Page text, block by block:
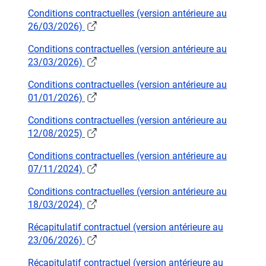
Conditions contractuelles (version antérieure au
26/03/2026)
Conditions contractuelles (version antérieure au
23/03/2026)
Conditions contractuelles (version antérieure au
01/01/2026)
Conditions contractuelles (version antérieure au
12/08/2025)
Conditions contractuelles (version antérieure au
07/11/2024)
Conditions contractuelles (version antérieure au
18/03/2024)
Récapitulatif contractuel (version antérieure au
23/06/2026)
Récapitulatif contractuel (version antérieure au